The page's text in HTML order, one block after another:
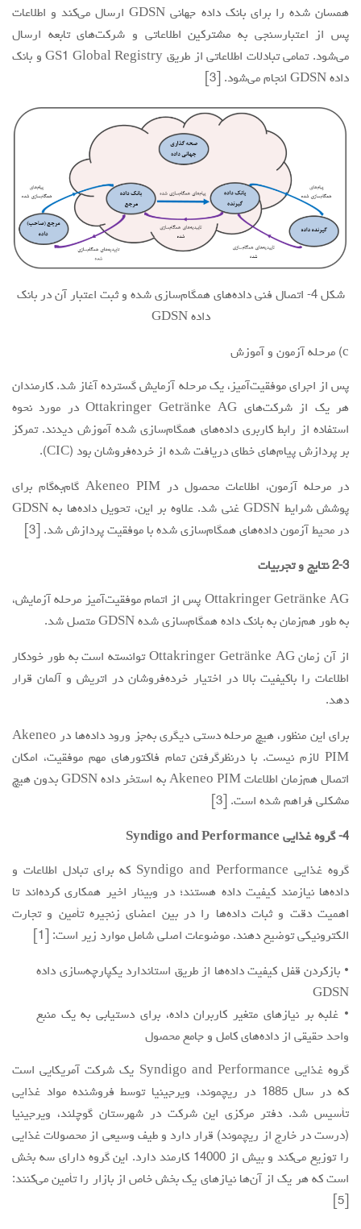
همسان شده را برای بانک داده جهانی GDSN ارسال می‌کند و اطلاعات
پس از اعتبارسنجی به مشترکین اطلاعاتی و شرکت‌های تابعه ارسال
می‌شود. تمامی تبادلات اطلاعاتی از طریق GS1 Global Registry و بانک
داده GDSN انجام می‌شود. [3]
شکل 4- اتصال فنی داده‌های همگام‌سازی شده و ثبت اعتبار آن در بانک
داده GDSN
c) مرحله آزمون و آموزش
پس از اجرای موفقیت‌آمیز، یک مرحله آزمایش گسترده آغاز شد. کارمندان
هر یک از شرکت‌های Ottakringer Getränke AG در مورد نحوه
استفاده از رابط کاربری داده‌های همگام‌سازی شده آموزش دیدند. تمرکز
بر پردازش پیام‌های خطای دریافت شده از خرده‌فروشان بود (CIC).
در مرحله آزمون، اطلاعات محصول در Akeneo PIM گام‌به‌گام برای
پوشش شرایط GDSN غنی شد. علاوه بر این، تحویل داده‌ها به GDSN
در محیط آزمون داده‌های همگام‌سازی شده با موفقیت پردازش شد. [3]
2-3 نتایج و تجربیات
Ottakringer Getränke AG پس از اتمام موفقیت‌آمیز مرحله آزمایش،
به طور هم‌زمان به بانک داده همگام‌سازی شده GDSN متصل شد.
از آن زمان Ottakringer Getränke AG توانسته است به طور خودکار
اطلاعات را باکیفیت بالا در اختیار خرده‌فروشان در اتریش و آلمان قرار
دهد.
برای این منظور، هیچ مرحله دستی دیگری به‌جز ورود داده‌ها در Akeneo
PIM لازم نیست. با درنظرگرفتن تمام فاکتورهای مهم موفقیت، امکان
اتصال هم‌زمان اطلاعات Akeneo PIM به استخر داده GDSN بدون هیچ
مشکلی فراهم شده است. [3]
4- گروه غذایی Syndigo and Performance
گروه غذایی Syndigo and Performance که برای تبادل اطلاعات و
داده‌ها نیازمند کیفیت داده هستند؛ در وبینار اخیر همکاری کرده‌اند تا
اهمیت دقت و ثبات داده‌ها را در بین اعضای زنجیره تأمین و تجارت
الکترونیکی توضیح دهند. موضوعات اصلی شامل موارد زیر است: [1]
• بازکردن قفل کیفیت داده‌ها از طریق استاندارد یکپارچه‌سازی داده
GDSN
• غلبه بر نیازهای متغیر کاربران داده، برای دستیابی به یک منبع
واحد حقیقی از داده‌های کامل و جامع محصول
گروه غذایی Syndigo and Performance یک شرکت آمریکایی است
که در سال 1885 در ریچموند، ویرجینیا توسط فروشنده مواد غذایی
تأسیس شد. دفتر مرکزی این شرکت در شهرستان گوچلند، ویرجینیا
(درست در خارج از ریچموند) قرار دارد و طیف وسیعی از محصولات غذایی
را توزیع می‌کند و بیش از 14000 کارمند دارد. این گروه دارای سه بخش
است که هر یک از آن‌ها نیازهای یک بخش خاص از بازار را ‌‌تأمین می‌کنند: